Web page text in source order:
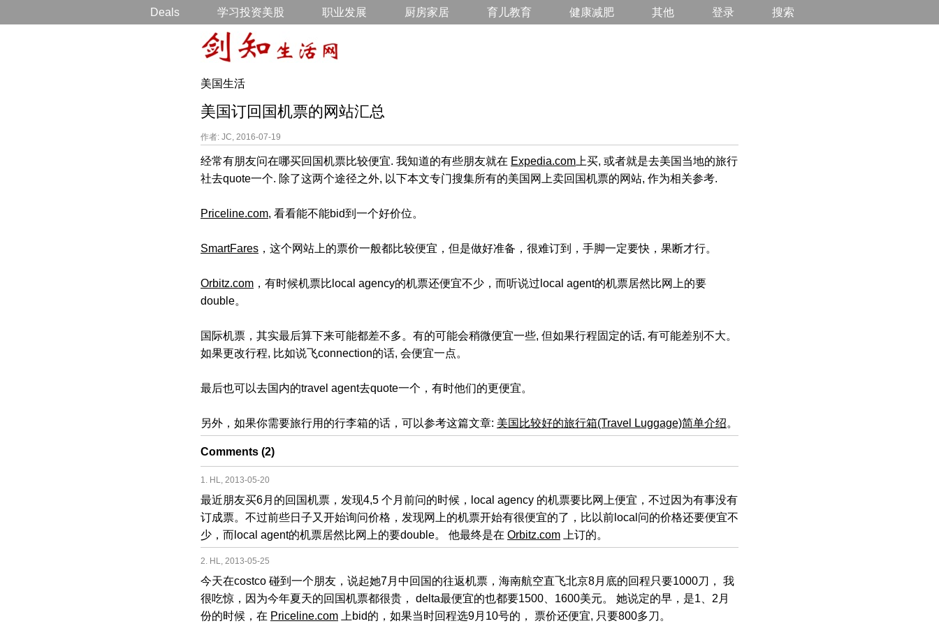
Deals 学习投资美股 职业发展 厨房家居 育儿教育 健康减肥 其他 登录 搜索
美国生活
美国订回国机票的网站汇总
作者: JC, 2016-07-19
经常有朋友问在哪买回国机票比较便宜. 我知道的有些朋友就在 Expedia.com 上买, 或者就是去美国当地的旅行
社去quote一个. 除了这两个途径之外, 以下本文专门搜集所有的美国网上卖回国机票的网站, 作为相关参考.
Priceline.com, 看看能不能bid到一个好价位。
SmartFares ，这个网站上的票价一般都比较便宜，但是做好准备，很难订到，手脚一定要快，果断才行。
Orbitz.com ，有时候机票比local agency的机票还便宜不少，而听说过local agent的机票居然比网上的要
double。
国际机票，其实最后算下来可能都差不多。有的可能会稍微便宜一些, 但如果行程固定的话, 有可能差别不大。
如果更改行程, 比如说飞connection的话, 会便宜一点。
最后也可以去国内的travel agent去quote一个，有时他们的更便宜。
另外，如果你需要旅行用的行李箱的话，可以参考这篇文章: 美国比较好的旅行箱(Travel Luggage)简单介绍。
Comments (2)
1. HL, 2013-05-20
最近朋友买6月的回国机票，发现4,5 个月前问的时候，local agency 的机票要比网上便宜，不过因为有事没有
订成票。不过前些日子又开始询问价格，发现网上的机票开始有很便宜的了，比以前local问的价格还要便宜不
少，而local agent的机票居然比网上的要double。 他最终是在 Orbitz.com 上订的。
2. HL, 2013-05-25
今天在costco 碰到一个朋友，说起她7月中回国的往返机票，海南航空直飞北京8月底的回程只要1000刀， 我
很吃惊，因为今年夏天的回国机票都很贵， delta最便宜的也都要1500、1600美元。 她说定的早，是1、2月
份的时候，在 Priceline.com 上bid的，如果当时回程选9月10号的， 票价还便宜, 只要800多刀。